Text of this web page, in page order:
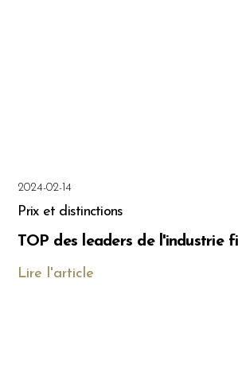
2024-02-14
Prix et distinctions
TOP des leaders de l'industrie
Lire l'article